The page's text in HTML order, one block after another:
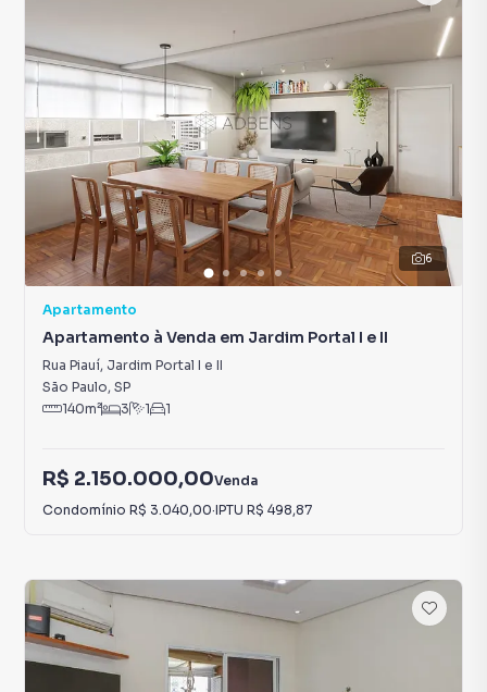
6
Apartamento
Apartamento à Venda em Jardim Portal I e II
Rua Piauí, Jardim Portal I e II
São Paulo, SP
140m² 3 1 1
R$ 2.150.000,00Venda
Condomínio R$ 3.040,00·IPTU R$ 498,87